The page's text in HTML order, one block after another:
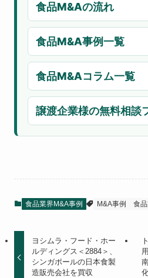
食品M&Aの流れ
食品M&A事例一覧
食品M&Aコラム一覧
譲渡企業様の無料相談
食品業界M&A事例 M&A事例 食
ヨシムラ・フード・ホー
ルディングス＜2884＞、
シンガポールの日本食製
造販売会社を買収